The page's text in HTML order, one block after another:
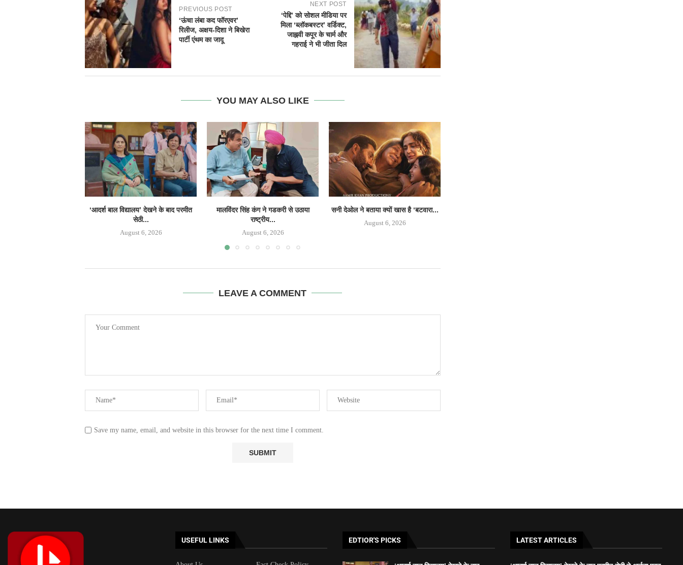
PREVIOUS POST
‘ऊंचा लंबा कद फॉरएवर’
रिलीज, अक्षय-दिशा ने बिखेरा
पार्टी एंथम का जादू
NEXT POST
‘पेद्दि’ को सोशल मीडिया पर
मिला ‘ब्लॉकबस्टर’ वर्डिक्ट,
जाह्नवी कपूर के चार्म और
गहराई ने भी जीता दिल
YOU MAY ALSO LIKE
‘आदर्श बाल विद्यालय’ देखने के बाद परमीत
सेठी...
August 6, 2026
मालविंदर सिंह कंग ने गडकरी से उठाया
राष्ट्रीय...
August 6, 2026
सनी देओल ने बताया क्यों खास है ‘बटवारा...
August 6, 2026
LEAVE A COMMENT
Save my name, email, and website in this browser for the next time I comment.
USEFUL LINKS EDTIOR'S PICKS LATEST ARTICLES